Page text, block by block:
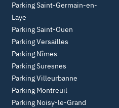
Parking Saint-Germain-en-
Laye
Parking Saint-Ouen
Parking Versailles
Parking Nîmes
Parking Suresnes
Parking Villeurbanne
Parking Montreuil
Parking Noisy-le-Grand